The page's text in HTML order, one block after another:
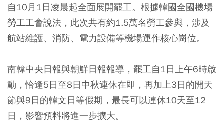
自10月1日凌晨起全面展開罷工。根據韓國全國機場
勞工工會說法，此次共有約1.5萬名勞工參與，涉及
航站維護、消防、電力設備等機場運作核心崗位。
南韓中央日報與朝鮮日報報導，罷工自1日上午6時啟
動，恰逢5日至8日中秋連休在即，再加上3日的開天
節與9日的韓文日等假期，最長可以連休10天至12
日，影響預料將進一步擴大。